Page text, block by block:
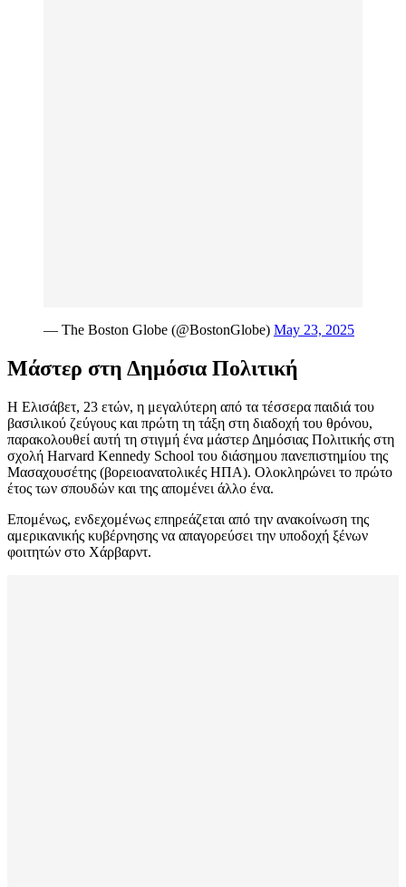
— The Boston Globe (@BostonGlobe) May 23, 2025
Μάστερ στη Δημόσια Πολιτική
Η Ελισάβετ, 23 ετών, η μεγαλύτερη από τα τέσσερα παιδιά του
βασιλικού ζεύγους και πρώτη τη τάξη στη διαδοχή του θρόνου,
παρακολουθεί αυτή τη στιγμή ένα μάστερ Δημόσιας Πολιτικής στη
σχολή Harvard Kennedy School του διάσημου πανεπιστημίου της
Μασαχουσέτης (βορειοανατολικές ΗΠΑ). Ολοκληρώνει το πρώτο
έτος των σπουδών και της απομένει άλλο ένα.
Επομένως, ενδεχομένως επηρεάζεται από την ανακοίνωση της
αμερικανικής κυβέρνησης να απαγορεύσει την υποδοχή ξένων
φοιτητών στο Χάρβαρντ.